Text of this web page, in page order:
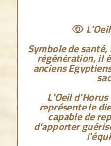

Symbole de
régénération, il
anciens
L'Oeil
représente le
capable de
d'apporter